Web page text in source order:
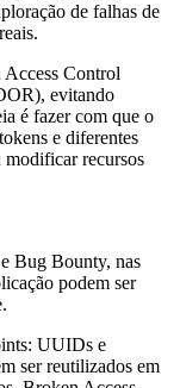
de falhas de
Control
evitando
é fazer com que o
e diferentes
modificar recursos
e Bug Bounty, nas
podem ser
UUIDs e
ser reutilizados em